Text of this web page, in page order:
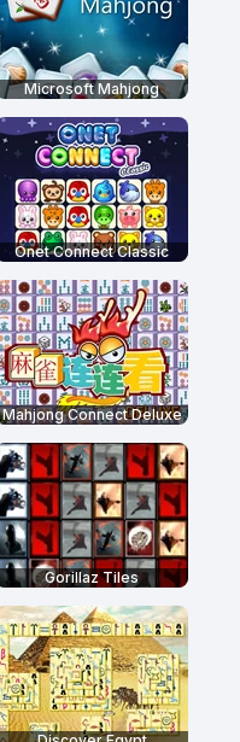
Microsoft Mahjong
Onet Connect Classic
Mahjong Connect Deluxe
Gorillaz Tiles